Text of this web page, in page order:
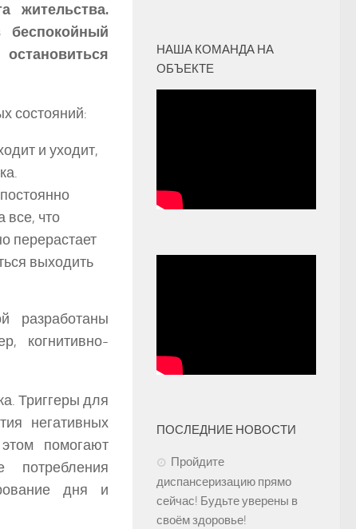
жительства.
состояний:
и уходит,
все, что
перерастает
выходить
разработаны
когнитивно-
Триггеры для
негативных
помогают
потребления
дня и
НАША КОМАНДА НА
ОБЪЕКТЕ
ПОСЛЕДНИЕ НОВОСТИ
Пройдите
диспансеризацию прямо
сейчас! Будьте уверены в
своём здоровье!